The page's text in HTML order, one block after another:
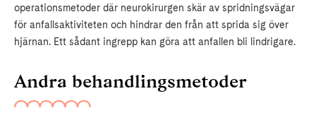
operationsmetoder där neurokirurgen skär av spridningsvägar
för anfallsaktiviteten och hindrar den från att sprida sig över
hjärnan. Ett sådant ingrepp kan göra att anfallen bli lindrigare.
Andra behandlingsmetoder